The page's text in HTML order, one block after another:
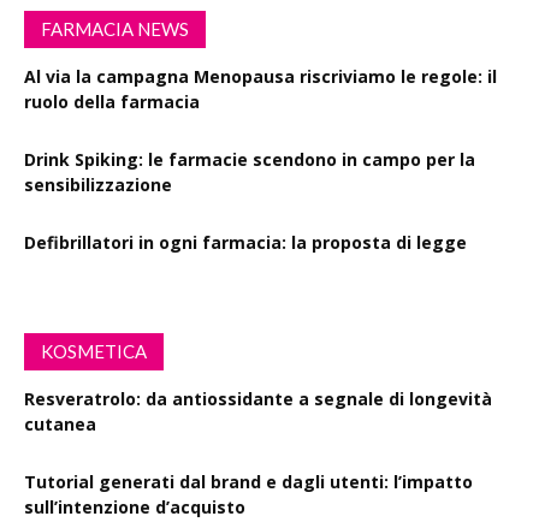
FARMACIA NEWS
Al via la campagna Menopausa riscriviamo le regole: il
ruolo della farmacia
Drink Spiking: le farmacie scendono in campo per la
sensibilizzazione
Defibrillatori in ogni farmacia: la proposta di legge
KOSMETICA
Resveratrolo: da antiossidante a segnale di longevità
cutanea
Tutorial generati dal brand e dagli utenti: l’impatto
sull’intenzione d’acquisto